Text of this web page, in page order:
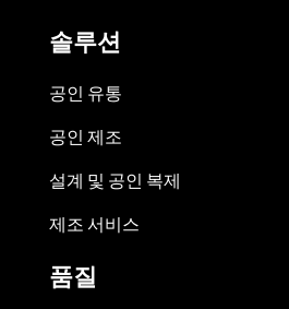
솔루션
공인 유통
공인 제조
설계 및 공인 복제
제조 서비스
품질